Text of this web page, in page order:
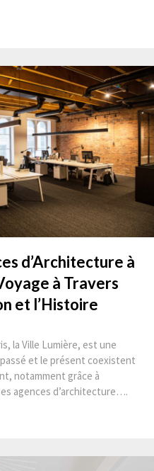
d’Architecture à
à Travers
et l’Histoire
la Ville Lumière, est une
et le présent coexistent
notamment grâce à
agences d’architecture….